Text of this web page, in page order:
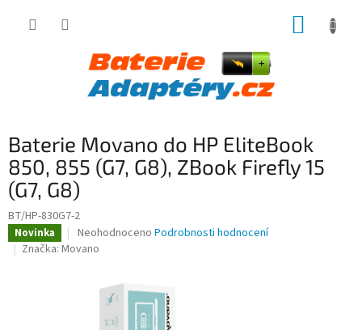
Baterie Movano do HP EliteBook
850, 855 (G7, G8), ZBook Firefly 15
(G7, G8)
BT/HP-830G7-2
Novinka
Průměrné
hodnocení
Neohodnoceno Podrobnosti hodnocení
Značka: Movano